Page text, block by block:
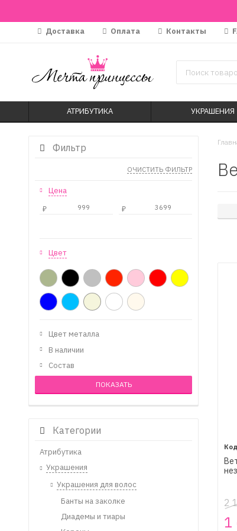
Доставка Оплата Контакты
АТРИБУТИКА УКРАШЕНИЯ
Фильтр
ОЧИСТИТЬ ФИЛЬТР
Цена
₽ ₽
Цвет
Цвет металла
В наличии
Состав
Категории
Атрибутика
Украшения
Украшения для волос
Банты на заколке
Диадемы и тиары
2
1